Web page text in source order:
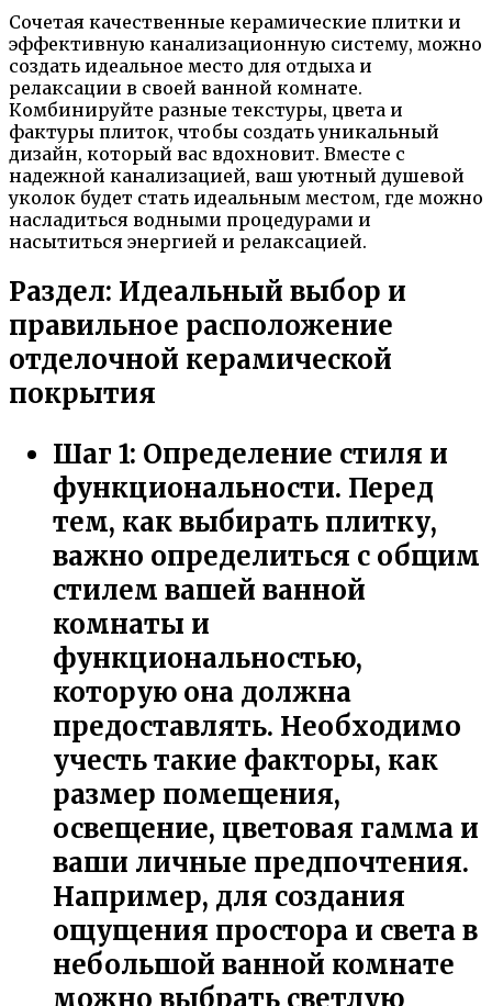
Сочетая качественные керамические плитки и
эффективную канализационную систему, можно
создать идеальное место для отдыха и
релаксации в своей ванной комнате.
Комбинируйте разные текстуры, цвета и
фактуры плиток, чтобы создать уникальный
дизайн, который вас вдохновит. Вместе с
надежной канализацией, ваш уютный душевой
уколок будет стать идеальным местом, где можно
насладиться водными процедурами и
насытиться энергией и релаксацией.
Раздел: Идеальный выбор и
правильное расположение
отделочной керамической
покрытия
Шаг 1: Определение стиля и
функциональности. Перед
тем, как выбирать плитку,
важно определиться с общим
стилем вашей ванной
комнаты и
функциональностью,
которую она должна
предоставлять. Необходимо
учесть такие факторы, как
размер помещения,
освещение, цветовая гамма и
ваши личные предпочтения.
Например, для создания
ощущения простора и света в
небольшой ванной комнате
можно выбрать светлую